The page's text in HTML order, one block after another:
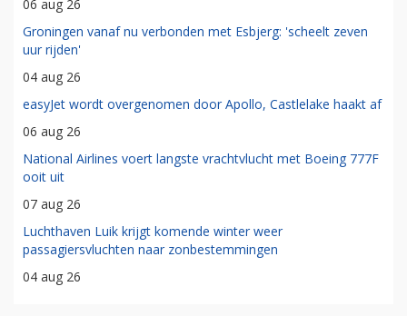
06 aug 26
Groningen vanaf nu verbonden met Esbjerg: 'scheelt zeven
uur rijden'
04 aug 26
easyJet wordt overgenomen door Apollo, Castlelake haakt af
06 aug 26
National Airlines voert langste vrachtvlucht met Boeing 777F
ooit uit
07 aug 26
Luchthaven Luik krijgt komende winter weer
passagiersvluchten naar zonbestemmingen
04 aug 26